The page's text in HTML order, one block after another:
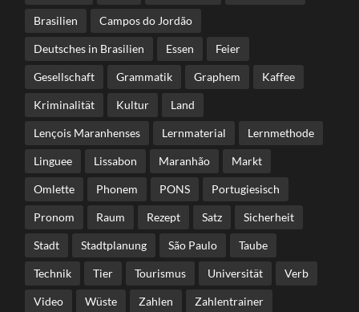
Brasilien Campos do Jordão
Deutsches in Brasilien Essen Feier
Gesellschaft Grammatik Graphem Kaffee
Kriminalität Kultur Land
Lençois Maranhenses Lernmaterial Lernmethode
Linguee Lissabon Maranhão Markt
Omlette Phonem PONS Portugiesisch
Pronom Raum Rezept Satz Sicherheit
Stadt Stadtplanung São Paulo Taube
Technik Tier Tourismus Universität Verb
Video Wüste Zahlen Zahlentrainer